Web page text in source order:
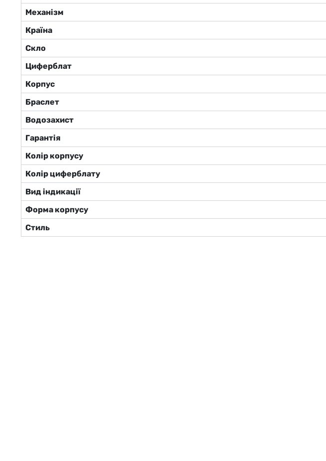
Механізм
Країна
Скло
Циферблат
Корпус
Браслет
Водозахист
Гарантія
Колір корпусу
Колір циферблату
Вид індикації
Форма корпусу
Стиль